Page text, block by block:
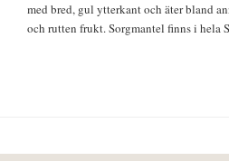
med bred, gul ytterkant och äter bland
och rutten frukt. Sorgmantel finns i hela